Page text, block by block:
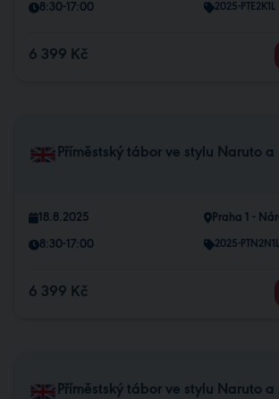
8:30-17:00 2025-PTE2K1L
6 399 Kč
Příměstský tábor ve stylu Naruto a
18.8.2025 Praha 1 -
8:30-17:00 2025-PTN2N1L
6 399 Kč
Příměstský tábor ve stylu Naruto a